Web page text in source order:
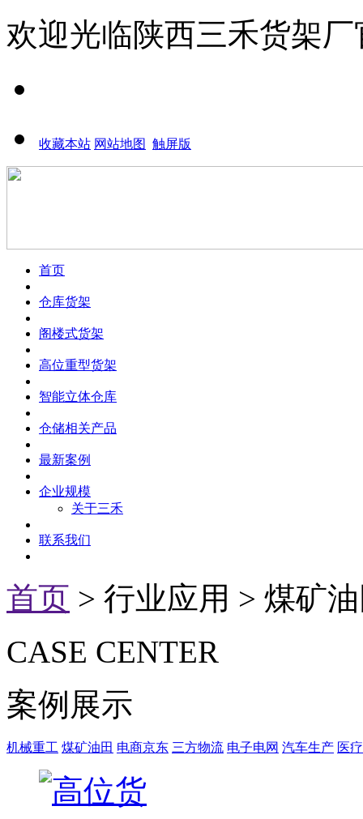
欢迎光临陕西三禾货架厂
收藏本站 网站地图 触屏版
首页
仓库货架
阁楼式货架
高位重型货架
智能立体仓库
仓储相关产品
最新案例
企业规模
关于三禾
联系我们
首页 > 行业应用 > 煤矿
CASE CENTER
案例展示
机械重工 煤矿油田 电商京东 三方物流 电子电网 汽车生产 医